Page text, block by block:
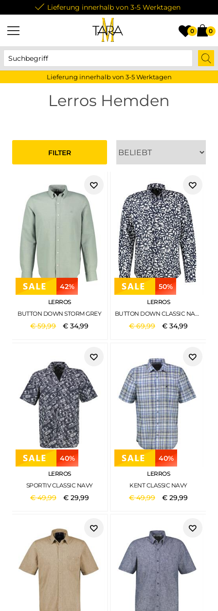
Lieferung innerhalb von 3-5 Werktagen
0 0
Lieferung innerhalb von 3-5 Werktagen
Lerros Hemden
FILTER
42%
LERROS
BUTTON DOWN STORM GREY
€59,99 €34,99
50%
LERROS
BUTTON DOWN CLASSIC NAVY
€69,99 €34,99
40%
LERROS
SPORTIV CLASSIC NAVY
€49,99 € 29,99
40%
LERROS
KENT CLASSIC NAVY
€49,99 €29,99